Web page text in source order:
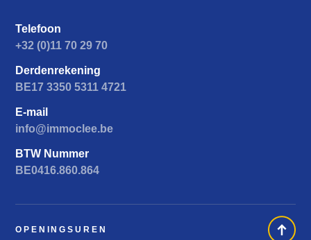
Telefoon
+32 (0)11 70 29 70
Derdenrekening
BE17 3350 5311 4721
E-mail
info@immoclee.be
BTW Nummer
BE0416.860.864
OPENINGSUREN